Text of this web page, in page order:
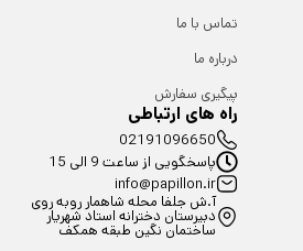
تماس با ما
درباره ما
پیگیری سفارش
راه های ارتباطی
02191096650
پاسخگویی از ساعت 9 الی 15
info@papillon.ir
آ.ش جلفا محله شاهمار روبه روی
دبیرستان دخترانه استاد شهریار
ساختمان نگین طبقه همکف